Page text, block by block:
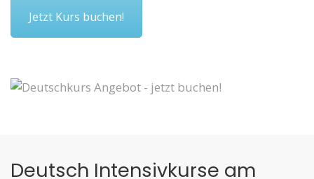
Jetzt Kurs buchen!
Deutsch Intensivkurse am